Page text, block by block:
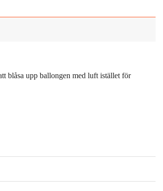
blåsa upp ballongen med luft istället för